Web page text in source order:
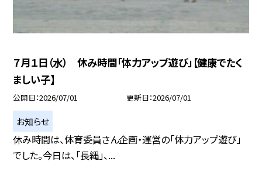
７月１日（水） 休み時間「体力アップ遊び」【健康でたく
ましい子】
公開日 2026/07/01 更新日 2026/07/01
お知らせ
休み時間は、体育委員さん企画・運営の「体力アップ遊び」
でした。今日は、「長縄」、...